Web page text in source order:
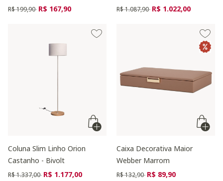
Preço reduzido de
R$ 199,90 para
R$ 167,90 Preço reduzido de
R$ 1.087,90 para
R$ 1.022,00
Coluna Slim Linho Orion
Castanho - Bivolt
Preço reduzido de
R$ 1.337,00 para
R$ 1.177,00
Caixa Decorativa Maior
Webber Marrom
Preço reduzido de
R$ 132,90 para
R$ 89,90